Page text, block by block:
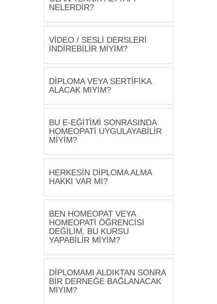
NELERDİR?
VİDEO / SESLİ DERSLERİ
İNDİREBİLİR MİYİM?
DİPLOMA VEYA SERTİFİKA
ALACAK MIYIM?
BU E-EĞİTİMİ SONRASINDA
HOMEOPATİ UYGULAYABİLİR
MİYİM?
HERKESİN DİPLOMA ALMA
HAKKI VAR MI?
BEN HOMEOPAT VEYA
HOMEOPATİ ÖĞRENCİSİ
DEĞİLİM. BU KURSU
YAPABİLİR MİYİM?
DİPLOMAMI ALDIKTAN SONRA
BİR DERNEĞE BAĞLANACAK
MIYIM?